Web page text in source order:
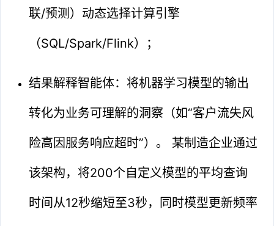
联/预测）动态选择计算引擎
（SQL/Spark/Flink）；
结果解释智能体：将机器学习模型的输出
转化为业务可理解的洞察（如“客户流失风
险高因服务响应超时”）。 某制造企业通过
该架构，将200个自定义模型的平均查询
时间从12秒缩短至3秒，同时模型更新频率